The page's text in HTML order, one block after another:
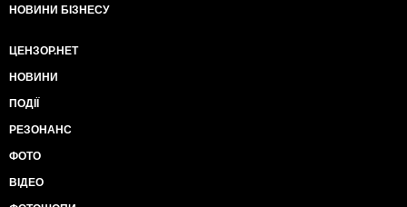
НОВИНИ БІЗНЕСУ
ЦЕНЗОР.НЕТ
НОВИНИ
ПОДІЇ
РЕЗОНАНС
ФОТО
ВІДЕО